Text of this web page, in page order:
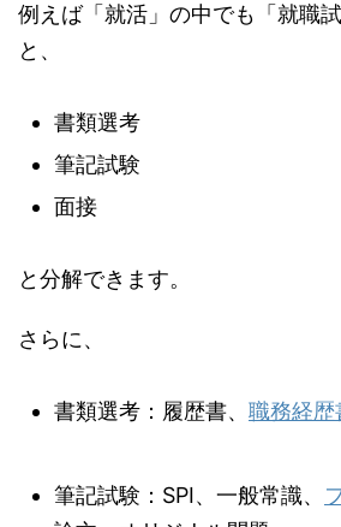
例えば「就活」の中でも「就職
と、
書類選考
筆記試験
面接
と分解できます。
さらに、
書類選考： 履歴書、 職務経歴
筆記試験： SPI、一般常識、